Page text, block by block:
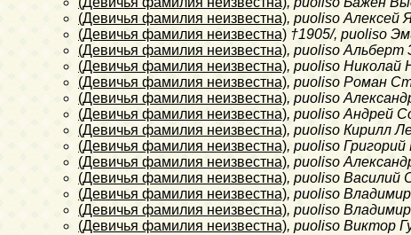
(Девичья фамилия неизвестна), puoliso Алексей
(Девичья фамилия неизвестна) †1905/, puoliso
(Девичья фамилия неизвестна), puoliso Альберт
(Девичья фамилия неизвестна), puoliso Николай
(Девичья фамилия неизвестна), puoliso Роман
(Девичья фамилия неизвестна), puoliso
(Девичья фамилия неизвестна), puoliso Андрей
(Девичья фамилия неизвестна), puoliso Кирилл
(Девичья фамилия неизвестна), puoliso
(Девичья фамилия неизвестна), puoliso
(Девичья фамилия неизвестна), puoliso Василий
(Девичья фамилия неизвестна), puoliso
(Девичья фамилия неизвестна), puoliso
(Девичья фамилия неизвестна), puoliso Виктор